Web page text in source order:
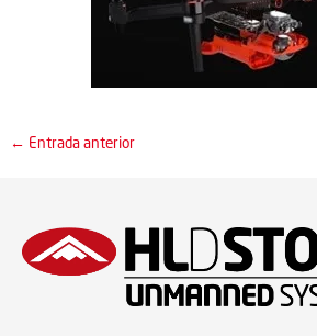
← Entrada anterior